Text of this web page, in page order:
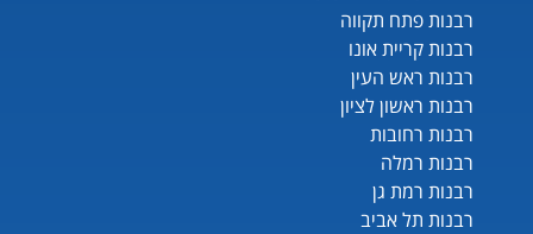
רבנות פתח תקווה
רבנות קריית אונו
רבנות ראש העין
רבנות ראשון לציון
רבנות רחובות
רבנות רמלה
רבנות רמת גן
רבנות תל אביב